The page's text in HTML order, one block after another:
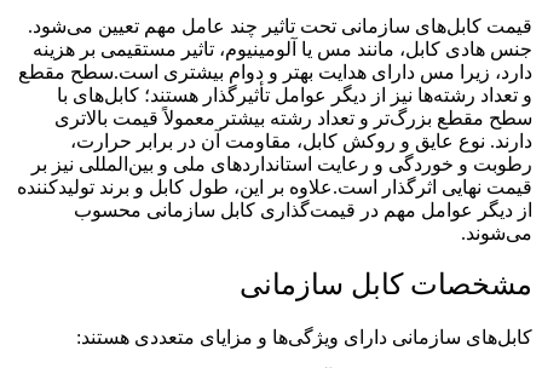
قیمت کابل‌های سازمانی تحت تاثیر چند عامل مهم تعیین می‌شود.
جنس هادی کابل، مانند مس یا آلومینیوم، تاثیر مستقیمی بر هزینه
دارد، زیرا مس دارای هدایت بهتر و دوام بیشتری است.سطح مقطع
و تعداد رشته‌ها نیز از دیگر عوامل تأثیرگذار هستند؛ کابل‌های با
سطح مقطع بزرگ‌تر و تعداد رشته بیشتر معمولاً قیمت بالاتری
دارند. نوع عایق و روکش کابل، مقاومت آن در برابر حرارت،
رطوبت و خوردگی و رعایت استانداردهای ملی و بین‌المللی نیز بر
قیمت نهایی اثرگذار است.علاوه بر این، طول کابل و برند تولیدکننده
از دیگر عوامل مهم در قیمت‌گذاری کابل سازمانی محسوب
می‌شوند.
مشخصات کابل سازمانی
کابل‌های سازمانی دارای ویژگی‌ها و مزایای متعددی هستند: